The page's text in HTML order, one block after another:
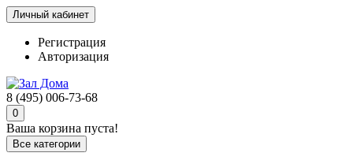
Личный кабинет
Регистрация
Авторизация
8 (495) 006-73-68
0
Ваша корзина пуста!
Все категории